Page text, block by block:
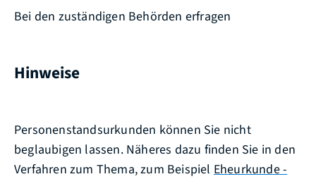
Bei den zuständigen Behörden erfragen
Hinweise
Personenstandsurkunden können Sie nicht
beglaubigen lassen. Näheres dazu finden Sie in den
Verfahren zum Thema, zum Beispiel Eheurkunde -